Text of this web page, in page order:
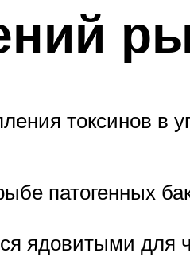
токсинов в
патогенных
ядовитыми для